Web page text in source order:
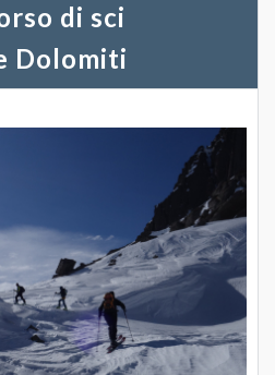
di sci
Dolomiti